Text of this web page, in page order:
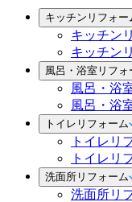
キッチンリフォー
キッチン
キッチン
風呂・浴室リフォ
風呂・浴
風呂・浴
トイレリフォーム
トイレリ
トイレリ
洗面所リフォーム
洗面所リ